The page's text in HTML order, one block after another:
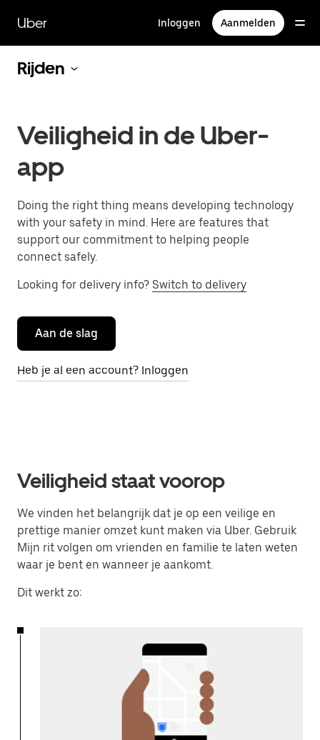
naar
hoofdinhoud
Uber Inloggen Aanmelden
Rijden
Veiligheid in de Uber-
app
Doing the right thing means developing technology
with your safety in mind. Here are features that
support our commitment to helping people
connect safely.
Looking for delivery info? Switch to delivery
Aan de slag
Heb je al een account? Inloggen
Veiligheid staat voorop
We vinden het belangrijk dat je op een veilige en
prettige manier omzet kunt maken via Uber. Gebruik
Mijn rit volgen om vrienden en familie te laten weten
waar je bent en wanneer je aankomt.
Dit werkt zo: